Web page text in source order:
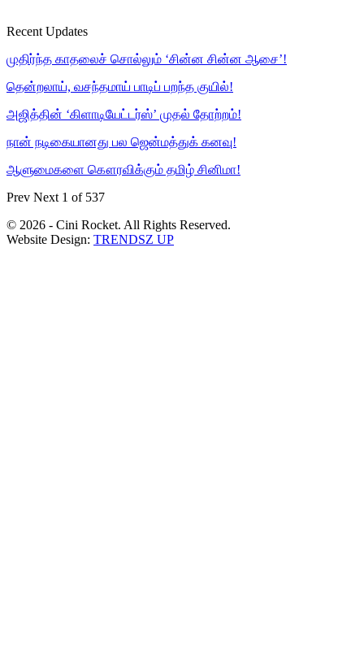
Recent Updates
முதிர்ந்த காதலைச் சொல்லும் ‘சின்ன சின்ன ஆசை’!
தென்றலாய், வசந்தமாய் பாடிப் பறந்த குயில்!
அஜித்தின் ‘கிளாடியேட்டர்ஸ்’ முதல் தோற்றம்!
நான் நடிகையானது பல ஜென்மத்துக் கனவு!
ஆளுமைகளை கௌரவிக்கும் தமிழ் சினிமா!
Prev Next 1 of 537
© 2026 - Cini Rocket. All Rights Reserved.
Website Design: TRENDSZ UP